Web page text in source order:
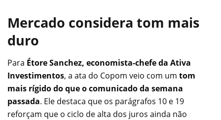
Mercado considera tom mais
duro
Para Étore Sanchez, economista-chefe da Ativa
Investimentos, a ata do Copom veio com um tom
mais rígido do que o comunicado da semana
passada. Ele destaca que os parágrafos 10 e 19
reforçam que o ciclo de alta dos juros ainda não